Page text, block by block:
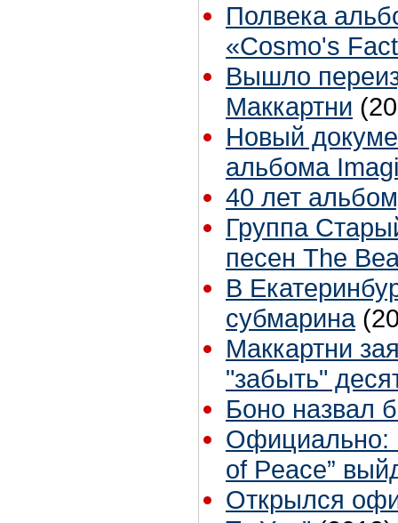
Полвека
«Cosmo's
Вышло
Маккартни
Новый
альбома
40 лет
Группа
песен The
В
субмарина
Маккартни
"забыть"
Боно назвал
Официально:
of Peace”
Открылся